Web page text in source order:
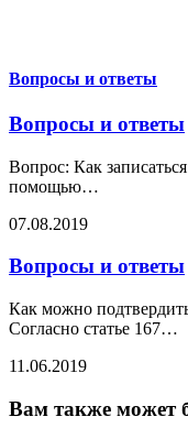
Вопросы и ответы
Вопросы и ответы
Вопрос: Как
помощью…
07.08.2019
Вопросы и ответы
Как можно
Согласно статье 167…
11.06.2019
Вам также может